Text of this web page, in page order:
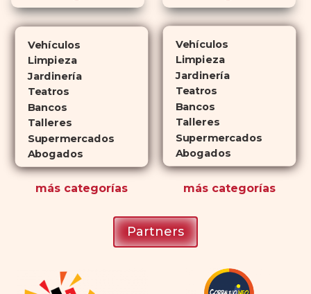
Cialisejerce sus efectos hasta 4
veces más tiempo que Viagra, lo
atractiva para quienes no desean
planificar sus actividades
románticas con antelación.
Vehículos
Limpieza
Jardinería
Teatros
Bancos
Talleres
Supermercados
Abogados
más categorías
Vehículos
Limpieza
Jardinería
Teatros
Bancos
Talleres
Supermercados
Abogados
máscategorías
Partners